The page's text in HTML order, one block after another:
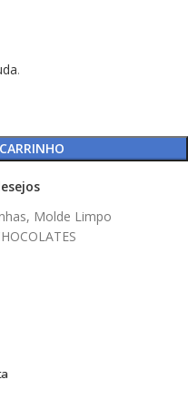
.
, Molde Limpo